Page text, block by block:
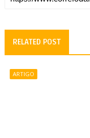
RELATED POST
ARTIGO